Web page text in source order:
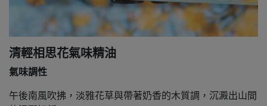
清輕相思花氣味精油
氣味調性
午後南風吹拂，淡雅花草與帶著奶香的木質調，沉澱出山間